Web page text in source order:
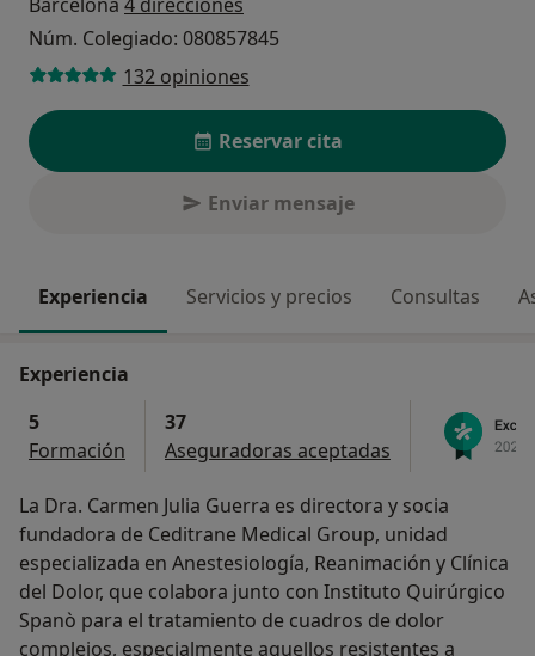
Núm. Colegiado: 080857845
132 opiniones
Reservar cita
Enviar mensaje
Experiencia Servicios y precios Consultas
Experiencia
5
Formación
37
Aseguradoras aceptadas
La Dra. Carmen Julia Guerra es directora y socia
fundadora de Ceditrane Medical Group, unidad
especializada en Anestesiología, Reanimación y Clínica
del Dolor, que colabora junto con Instituto Quirúrgico
Spanò para el tratamiento de cuadros de dolor
complejos, especialmente aquellos resistentes a